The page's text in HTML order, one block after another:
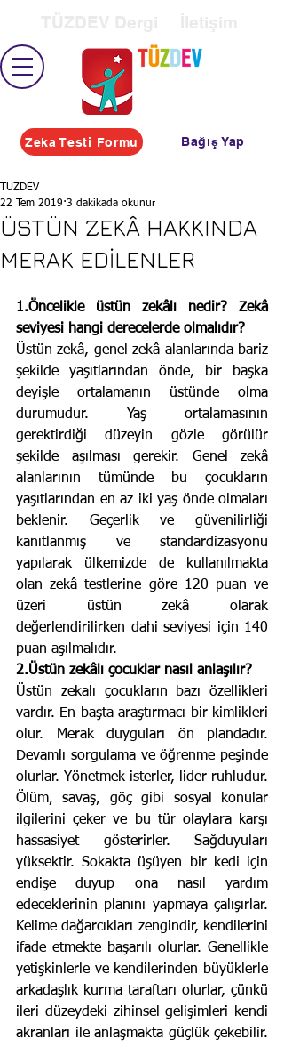
Zeka Testi Formu Bağış Yap
ÜSTÜN ZEKÂ HAKKINDA
MERAK EDİLENLER
TÜZDEV
22 Tem 2019 3 dakikada okunur
1.Öncelikle üstün zekâlı nedir? Zekâ
seviyesi hangi derecelerde olmalıdır?
Üstün zekâ, genel zekâ alanlarında bariz
şekilde yaşıtlarından önde, bir başka
deyişle ortalamanın üstünde olma
durumudur. Yaş ortalamasının
gerektirdiği düzeyin gözle görülür
şekilde aşılması gerekir. Genel zekâ
alanlarının tümünde bu çocukların
yaşıtlarından en az iki yaş önde olmaları
beklenir. Geçerlik ve güvenilirliği
kanıtlanmış ve standardizasyonu
yapılarak ülkemizde de kullanılmakta
olan zekâ testlerine göre 120 puan ve
üzeri üstün zekâ olarak
değerlendirilirken dahi seviyesi için 140
puan aşılmalıdır.
2.Üstün zekâlı çocuklar nasıl anlaşılır?
Üstün zekalı çocukların bazı özellikleri
vardır. En başta araştırmacı bir kimlikleri
olur. Merak duyguları ön plandadır.
Devamlı sorgulama ve öğrenme peşinde
olurlar. Yönetmek isterler, lider ruhludur.
Ölüm, savaş, göç gibi sosyal konular
ilgilerini çeker ve bu tür olaylara karşı
hassasiyet gösterirler. Sağduyuları
yüksektir. Sokakta üşüyen bir kedi için
endişe duyup ona nasıl yardım
edeceklerinin planını yapmaya çalışırlar.
Kelime dağarcıkları zengindir, kendilerini
ifade etmekte başarılı olurlar. Genellikle
yetişkinlerle ve kendilerinden büyüklerle
arkadaşlık kurma taraftarı olurlar, çünkü
ileri düzeydeki zihinsel gelişimleri kendi
akranları ile anlaşmakta güçlük çekebilir.